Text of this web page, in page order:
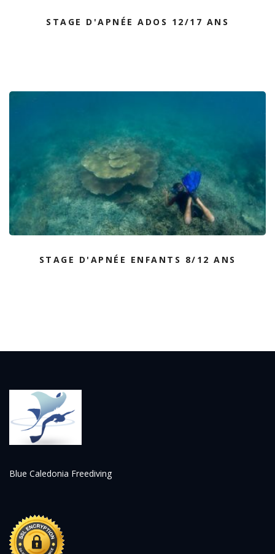
STAGE D'APNÉE ADOS 12/17 ANS
STAGE D'APNÉE ENFANTS 8/12 ANS
Blue Caledonia Freediving